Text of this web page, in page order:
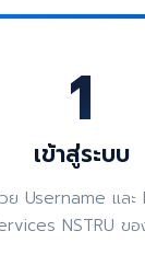
1
เข้าสู่ระบบ
วย Username แล
NSTRU ขอ